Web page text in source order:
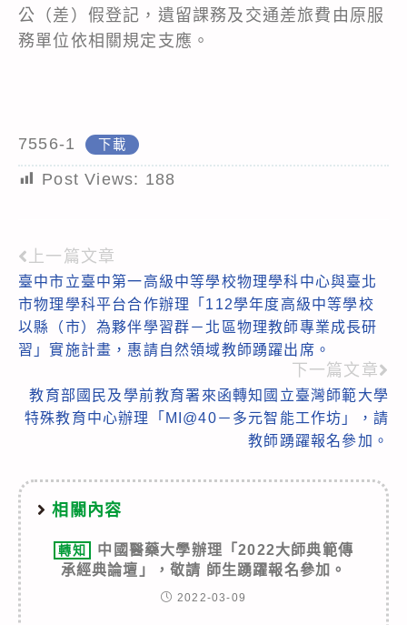
公（差）假登記，遺留課務及交通差旅費由原服
務單位依相關規定支應。
7556-1 下載
Post Views: 188
Read
more
articles
上一篇文章
臺中市立臺中第一高級中等學校物理學科中心與臺北
市物理學科平台合作辦理「112學年度高級中等學校
以縣（市）為夥伴學習群－北區物理教師專業成長研
習」實施計畫，惠請自然領域教師踴躍出席。
下一篇文章
教育部國民及學前教育署來函轉知國立臺灣師範大學
特殊教育中心辦理「MI@40－多元智能工作坊」，請
教師踴躍報名參加。
相關內容
轉知
中國醫藥大學辦理「2022大師典範傳
承經典論壇」，敬請 師生踴躍報名參加。
2022-03-09